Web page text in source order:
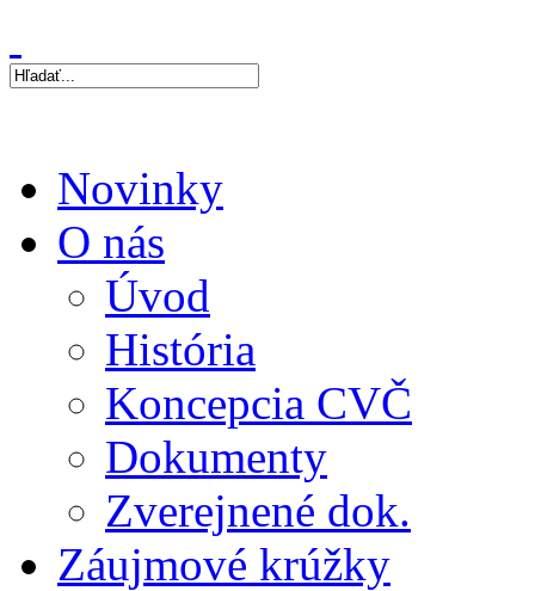
Novinky
O nás
Úvod
História
Koncepcia CVČ
Dokumenty
Zverejnené dok.
Záujmové krúžky